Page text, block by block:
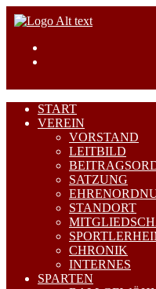
START
VEREIN
VORSTAND
LEITBILD
SATZUNG
STANDORT
CHRONIK
INTERNES
SPARTEN